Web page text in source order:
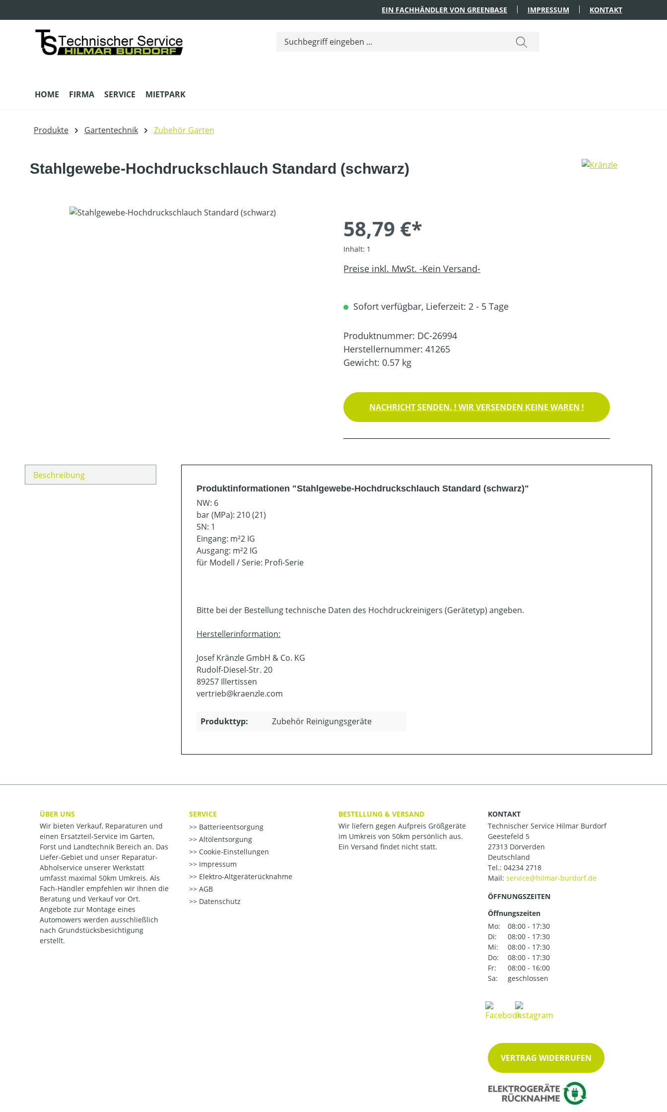
EIN FACHHÄNDLER VON GREENBASE IMPRESSUM KONTAKT
HOME FIRMA SERVICE MIETPARK
Produkte Gartentechnik Zubehör Garten
Stahlgewebe-Hochdruckschlauch Standard (schwarz)
Bildergalerie überspringen
58,79 €*
Inhalt: 1
Preise inkl. MwSt. -Kein Versand-
Sofort verfügbar, Lieferzeit: 2 - 5 Tage
Produktnummer: DC-26994
Herstellernummer: 41265
Gewicht: 0.57 kg
NACHRICHT SENDEN. ! WIR VERSENDEN KEINE WAREN !
Beschreibung
Produktinformationen "Stahlgewebe-Hochdruckschlauch Standard (schwarz)"
NW: 6
bar (MPa): 210 (21)
SN: 1
Eingang: m²2 IG
Ausgang: m²2 IG
für Modell / Serie: Profi-Serie
Bitte bei der Bestellung technische Daten des Hochdruckreinigers (Gerätetyp) angeben.
Herstellerinformation:
Josef Kränzle GmbH & Co. KG
Rudolf-Diesel-Str. 20
89257 Illertissen
vertrieb@kraenzle.com
Produkttyp: Zubehör Reinigungsgeräte
ÜBER UNS
Wir bieten Verkauf, Reparaturen und
einen Ersatzteil-Service im Garten,
Forst und Landtechnik Bereich an. Das
Liefer-Gebiet und unser Reparatur-
Abholservice unserer Werkstatt
umfasst maximal 50km Umkreis. Als
Fach-Händler empfehlen wir ihnen die
Beratung und Verkauf vor Ort.
Angebote zur Montage eines
Automowers werden ausschließlich
nach Grundstücksbesichtigung
erstellt.
SERVICE
Batterieentsorgung
Altölentsorgung
Cookie-Einstellungen
Impressum
Elektro-Altgeräterücknahme
AGB
Datenschutz
BESTELLUNG & VERSAND
Wir liefern gegen Aufpreis Größgeräte
im Umkreis von 50km persönlich aus.
Ein Versand findet nicht statt.
KONTAKT
Technischer Service Hilmar Burdorf
Geestefeld 5
27313 Dörverden
Deutschland
Tel.: 04234 2718
Mail:
ÖFFNUNGSZEITEN
Öffnungszeiten
Mo:
08:00 - 17:30
Di:
08:00 - 17:30
Mi:
08:00 - 17:30
Do:
08:00 - 17:30
Fr:
08:00 - 16:00
Sa:
geschlossen
VERTRAG WIDERRUFEN